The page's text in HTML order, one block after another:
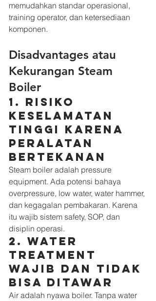
memudahkan standar operasional,
training operator, dan ketersediaan
komponen.
Disadvantages atau
Kekurangan Steam
Boiler
1. Risiko
keselamatan
tinggi karena
peralatan
bertekanan
Steam boiler adalah pressure
equipment. Ada potensi bahaya
overpressure, low water, water hammer,
dan kegagalan pembakaran. Karena
itu wajib sistem safety, SOP, dan
disiplin operasi.
2. Water
treatment
wajib dan tidak
bisa ditawar
Air adalah nyawa boiler. Tanpa water